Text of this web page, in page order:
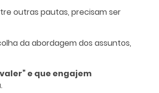
outras pautas, precisam ser
da abordagem dos assuntos,
e que engajem